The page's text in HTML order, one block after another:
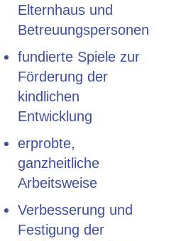
Elternhaus und
Betreuungspersonen
fundierte Spiele zur
Förderung der
kindlichen
Entwicklung
erprobte,
ganzheitliche
Arbeitsweise
Verbesserung und
Festigung der